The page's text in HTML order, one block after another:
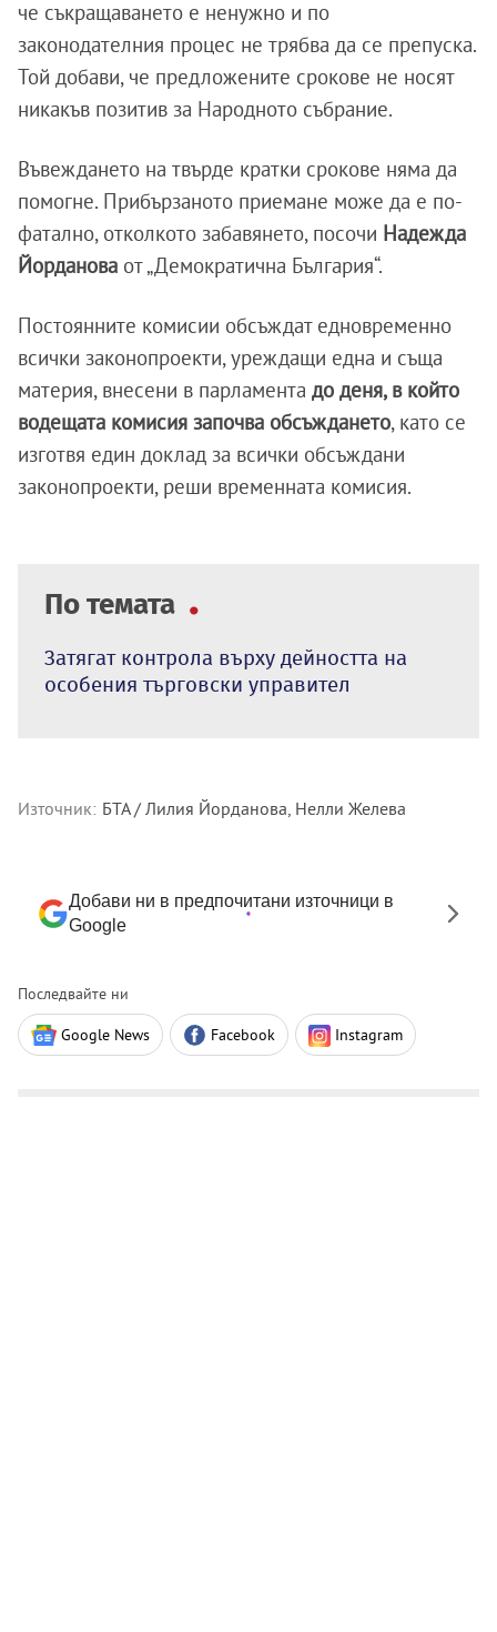
че съкращаването е ненужно и по
законодателния процес не трябва да се препуска.
Той добави, че предложените срокове не носят
никакъв позитив за Народното събрание.
Въвеждането на твърде кратки срокове няма да
помогне. Прибързаното приемане може да е по-
фатално, отколкото забавянето, посочи Надежда
Йорданова от „Демократична България“.
Постоянните комисии обсъждат едновременно
всички законопроекти, уреждащи една и съща
материя, внесени в парламента до деня, в който
водещата комисия започва обсъждането, като се
изготвя един доклад за всички обсъждани
законопроекти, реши временната комисия.
По темата
Затягат контрола върху дейността на
особения търговски управител
Източник: БТА / Лилия Йорданова, Нелли Желева
Добави ни в предпочитани източници в
Google
Последвайте ни
Google News Facebook Instagram